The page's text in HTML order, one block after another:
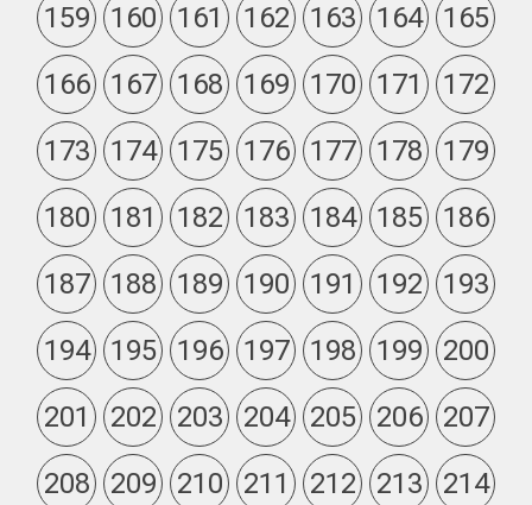
159
160 161 162 163 164
165
166
167 168 169 170 171
172
173
174 175 176 177 178
179
180
181 182 183 184 185
186
187
188 189 190 191 192
193
194
195 196 197 198 199
200
201
202 203 204 205 206
207
208
209 210 211 212 213
214